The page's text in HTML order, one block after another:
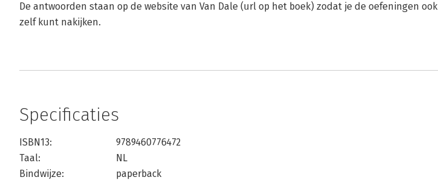
De antwoorden staan op de website van Van Dale (url op het boek) zodat je de oefeningen ook
zelf kunt nakijken.
Specificaties
ISBN13:
9789460776472
Taal:
NL
Bindwijze:
paperback